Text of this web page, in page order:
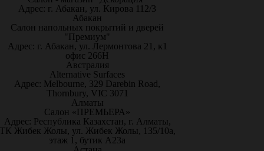
Адрес: г. Абакан, ул. Кирова 112/3
Абакан
Салон напольных покрытий и дверей
"Премиум"
Адрес: г. Абакан, ул. Лермонтова 21, к1
офис 266Н
Австралия
Alternative Surfaces
Адрес: Melbourne, 329 Darebin Road,
Thornbury, VIC 3071
Алматы
Салон «ПРЕМЬЕРА»
Адрес: Республика Казахстан, г. Алматы,
Жибек Жолы, ул. Жибек Жолы, 135/10а,
этаж 1, бутик А23а